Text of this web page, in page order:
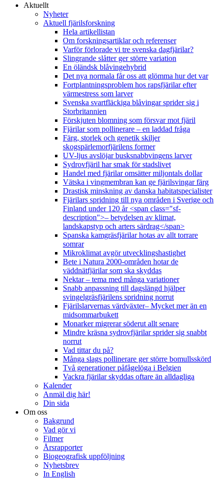
Aktuellt
Nyheter
Aktuell fjärilsforskning
Hela artikellistan
Om forskningsartiklar och referenser
Varför förlorade vi tre svenska dagfjärilar?
Slingrande slåtter ger större variation
En öländsk blåvingehybrid
Det nya normala får oss att glömma hur det var
Fortplantningsproblem hos rapsfjärilar efter
värmestress som larver
Svenska svartfläckiga blåvingar sprider sig i
Storbritannien
Förskjuten blomning som försvar mot fjäril
Fjärilar som pollinerare – en laddad fråga
Färg, storlek och genetik skiljer
skogspärlemorfjärilens former
UV-ljus avslöjar busksnabbvingens larver
Sydrovfjäril har smak för stadslivet
Handel med fjärilar omsätter miljontals dollar
Vätska i vingmembran kan ge fjärilsvingar färg
Drastisk minskning av danska habitatspecialister
Fjärilars spridning till nya områden i Sverige och
Finland under 120 år <span class="sf-
description">– betydelsen av klimat,
landskapstyp och arters särdrag</span>
Spanska kamgräsfjärilar hotas av allt torrare
somrar
Mikroklimat avgör utvecklingshastighet
Bete i Natura 2000-områden hotar de
väddnätfjärilar som ska skyddas
Nektar – tema med många variationer
Snabb anpassning till dagslängd hjälper
svingelgräsfjärilens spridning norrut
Fjärilslarvernas värdväxter– Mycket mer än en
midsommarbukett
Monarker migrerar söderut allt senare
Mindre kräsna sydrovfjärilar sprider sig snabbt
norrut
Vad tittar du på?
Många slags pollinerare ger större bomullsskörd
Två generationer påfågelöga i Belgien
Vackra fjärilar skyddas oftare än alldagliga
Kalender
Anmäl dig här!
Din sida
Om oss
Bakgrund
Vad gör vi
Filmer
Årsrapporter
Biogeografisk uppföljning
Nyhetsbrev
In English